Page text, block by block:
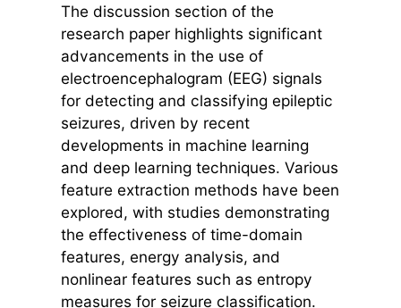
The discussion section of the
research paper highlights significant
advancements in the use of
electroencephalogram (EEG) signals
for detecting and classifying epileptic
seizures, driven by recent
developments in machine learning
and deep learning techniques. Various
feature extraction methods have been
explored, with studies demonstrating
the effectiveness of time-domain
features, energy analysis, and
nonlinear features such as entropy
measures for seizure classification.